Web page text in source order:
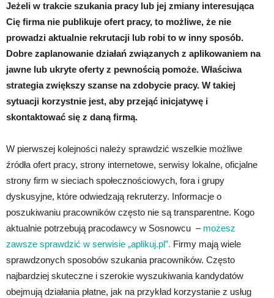
Jeżeli w trakcie szukania pracy lub jej zmiany interesująca
Cię firma nie publikuje ofert pracy, to możliwe, że nie
prowadzi aktualnie rekrutacji lub robi to w inny sposób.
Dobre zaplanowanie działań związanych z aplikowaniem na
jawne lub ukryte oferty z pewnością pomoże. Właściwa
strategia zwiększy szanse na zdobycie pracy. W takiej
sytuacji korzystnie jest, aby przejąć inicjatywę i
skontaktować się z daną firmą.
W pierwszej kolejności należy sprawdzić wszelkie możliwe
źródła ofert pracy, strony internetowe, serwisy lokalne, oficjalne
strony firm w sieciach społecznościowych, fora i grupy
dyskusyjne, które odwiedzają rekruterzy. Informacje o
poszukiwaniu pracowników często nie są transparentne. Kogo
aktualnie potrzebują pracodawcy w Sosnowcu – możesz
zawsze sprawdzić w serwisie „aplikuj.pl”. Firmy mają wiele
sprawdzonych sposobów szukania pracowników. Często
najbardziej skuteczne i szerokie wyszukiwania kandydatów
obejmują działania płatne, jak na przykład korzystanie z usług